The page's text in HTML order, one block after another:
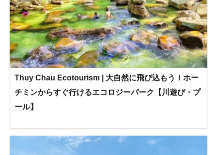
Thuy Chau Ecotourism | 大自然に飛び込もう！ホー
チミンからすぐ行けるエコロジーパーク【川遊び・プ
ール】